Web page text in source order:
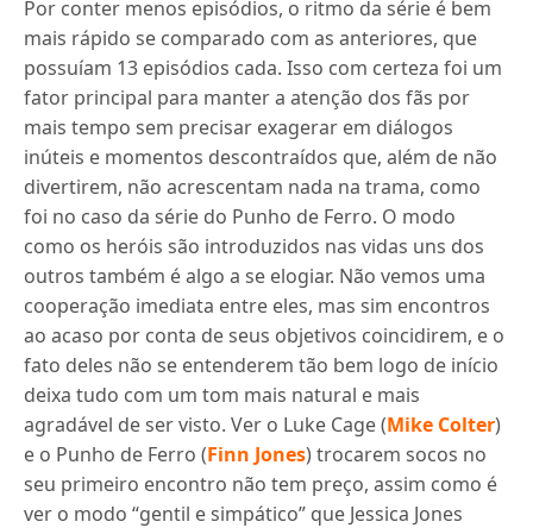
Por conter menos episódios, o ritmo da série é bem
mais rápido se comparado com as anteriores, que
possuíam 13 episódios cada. Isso com certeza foi um
fator principal para manter a atenção dos fãs por
mais tempo sem precisar exagerar em diálogos
inúteis e momentos descontraídos que, além de não
divertirem, não acrescentam nada na trama, como
foi no caso da série do Punho de Ferro. O modo
como os heróis são introduzidos nas vidas uns dos
outros também é algo a se elogiar. Não vemos uma
cooperação imediata entre eles, mas sim encontros
ao acaso por conta de seus objetivos coincidirem, e o
fato deles não se entenderem tão bem logo de início
deixa tudo com um tom mais natural e mais
agradável de ser visto. Ver o Luke Cage (Mike Colter)
e o Punho de Ferro (Finn Jones) trocarem socos no
seu primeiro encontro não tem preço, assim como é
ver o modo “gentil e simpático” que Jessica Jones